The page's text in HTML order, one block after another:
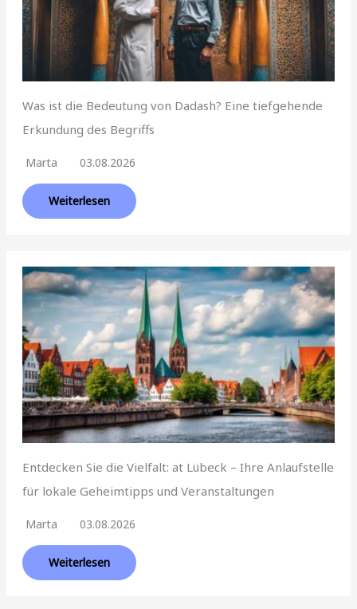
Was ist die Bedeutung von Dadash? Eine tiefgehende
Erkundung des Begriffs
Marta 03.08.2026
Weiterlesen
Entdecken Sie die Vielfalt: at Lübeck – Ihre Anlaufstelle
für lokale Geheimtipps und Veranstaltungen
Marta 03.08.2026
Weiterlesen